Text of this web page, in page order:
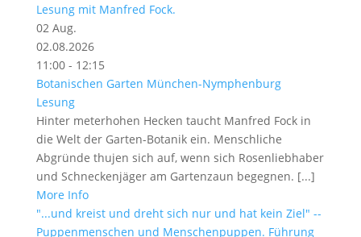
Lesung mit Manfred Fock.
02 Aug.
02.08.2026
11:00 - 12:15
Botanischen Garten München-Nymphenburg
Lesung
Hinter meterhohen Hecken taucht Manfred Fock in
die Welt der Garten-Botanik ein. Menschliche
Abgründe thujen sich auf, wenn sich Rosenliebhaber
und Schneckenjäger am Gartenzaun begegnen. [...]
More Info
"...und kreist und dreht sich nur und hat kein Ziel" --
Puppenmenschen und Menschenpuppen. Führung